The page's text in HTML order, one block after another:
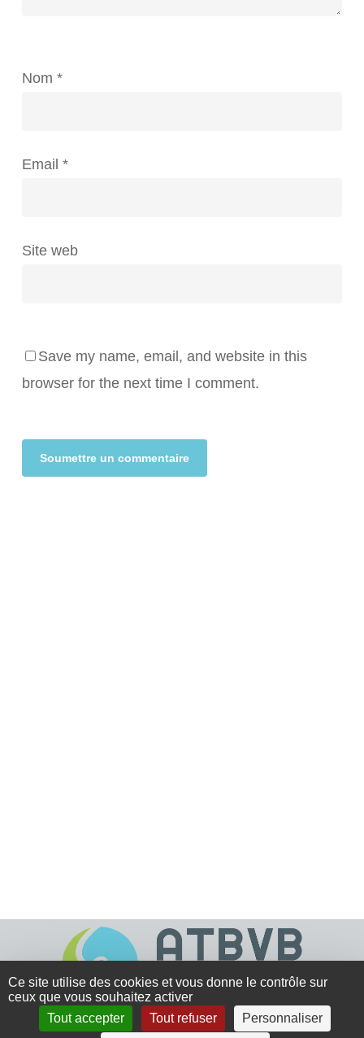
Nom *
Email *
Site web
Save my name, email, and website in this
browser for the next time I comment.
Ce site utilise des cookies et vous donne le contrôle sur
ceux que vous souhaitez activer
Tout accepter
Tout refuser Personnaliser